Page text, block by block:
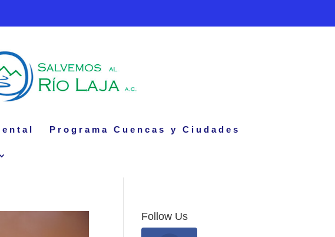
Programa Cuencas y Ciudades
Follow Us